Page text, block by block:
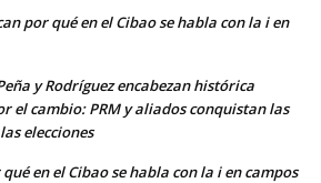
por qué en el Cibao se habla con la i en
y Rodríguez encabezan histórica
el cambio: PRM y aliados conquistan las
elecciones
en el Cibao se habla con la i en campos